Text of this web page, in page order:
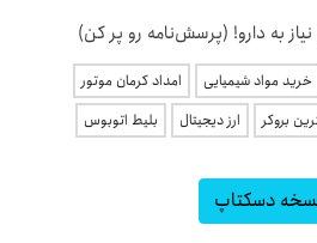
نیاز به دارو! (پرسش‌نامه رو پر کن)
خرید مواد شیمیایی
امداد کرمان موتور
بروکر ارز دیجیتال بلیط اتوبوس
دسکتاپ